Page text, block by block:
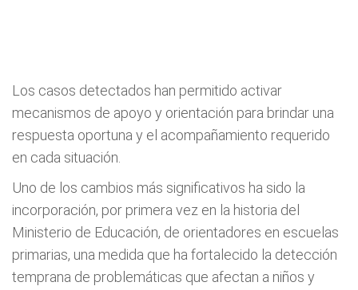
Los casos detectados han permitido activar
mecanismos de apoyo y orientación para brindar una
respuesta oportuna y el acompañamiento requerido
en cada situación.
Uno de los cambios más significativos ha sido la
incorporación, por primera vez en la historia del
Ministerio de Educación, de orientadores en escuelas
primarias, una medida que ha fortalecido la detección
temprana de problemáticas que afectan a niños y